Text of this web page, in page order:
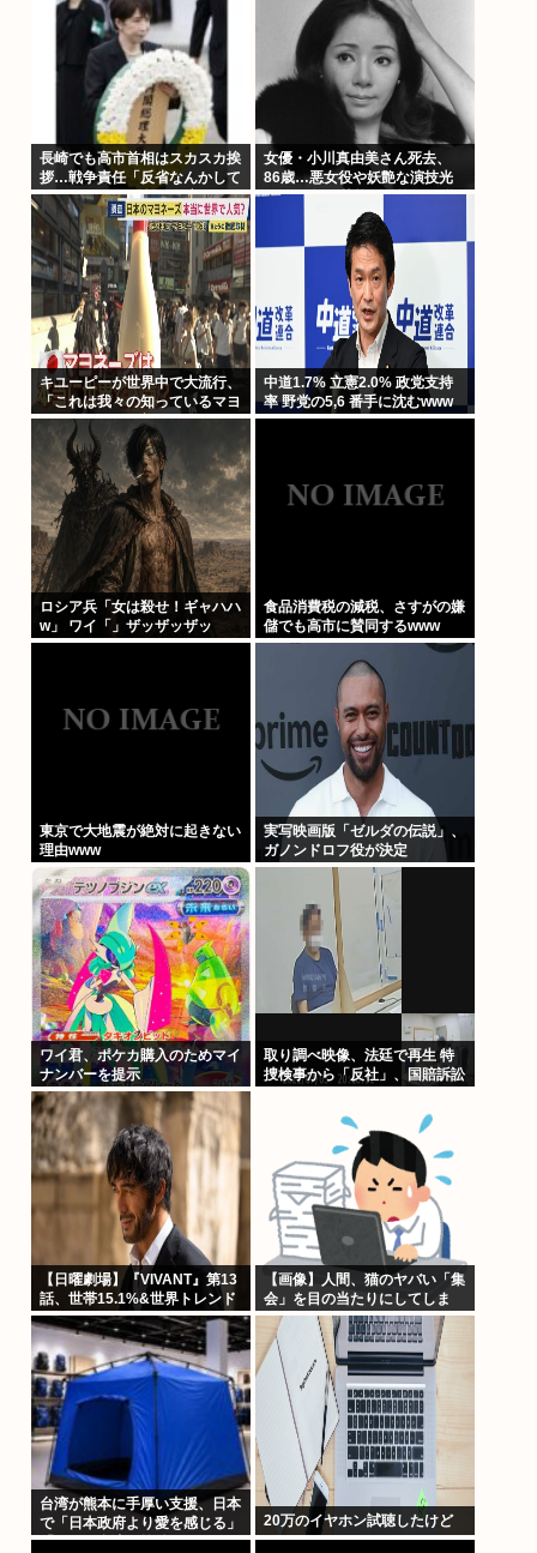
長崎でも高市首相はスカスカ挨
拶…戦争責任「反省なんかして
おりません」95年の発言が
SNSで猛拡散
女優・小川真由美さん死去、
86歳…悪女役や妖艶な演技光
った 晩年は芸能活動控え尼僧
キユーピーが世界中で大流行、
「これは我々の知っているマヨ
ネーズではない新しいソース
だ」
中道1.7% 立憲2.0% 政党支持
率 野党の5,6 番手に沈むwww
ロシア兵「女は殺せ！ギャハハ
w」 ワイ「」ザッザッザッ
食品消費税の減税、さすがの嫌
儲でも高市に賛同するwww
東京で大地震が絶対に起きない
理由www
実写映画版「ゼルダの伝説」、
ガノンドロフ役が決定
ワイ君、ポケカ購入のためマイ
ナンバーを提示
取り調べ映像、法廷で再生 特
捜検事から「反社」、国賠訴訟
【日曜劇場】『VIVANT』第13
話、世帯15.1%&世界トレンド
1位
【画像】人間、猫のヤバい「集
会」を目の当たりにしてしま
う・・・・・
台湾が熊本に手厚い支援、日本
で「日本政府より愛を感じる」
「いっそ台湾に統治してもらっ
20万のイヤホン試聴したけど